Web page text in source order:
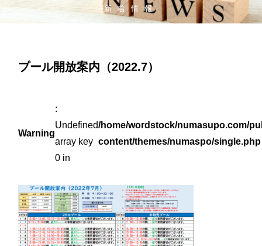
新着情報
プール開放案内（2022.7）
Warning
:
Undefined
array key
0 in
/home/wordstock/numasupo.com/
content/themes/numaspo/single.php